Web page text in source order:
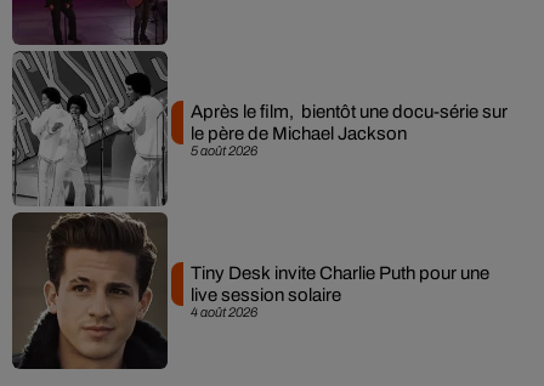
5 août 2026
Après le film, bientôt une docu-série sur
le père de Michael Jackson
4 août 2026
Tiny Desk invite Charlie Puth pour une
live session solaire